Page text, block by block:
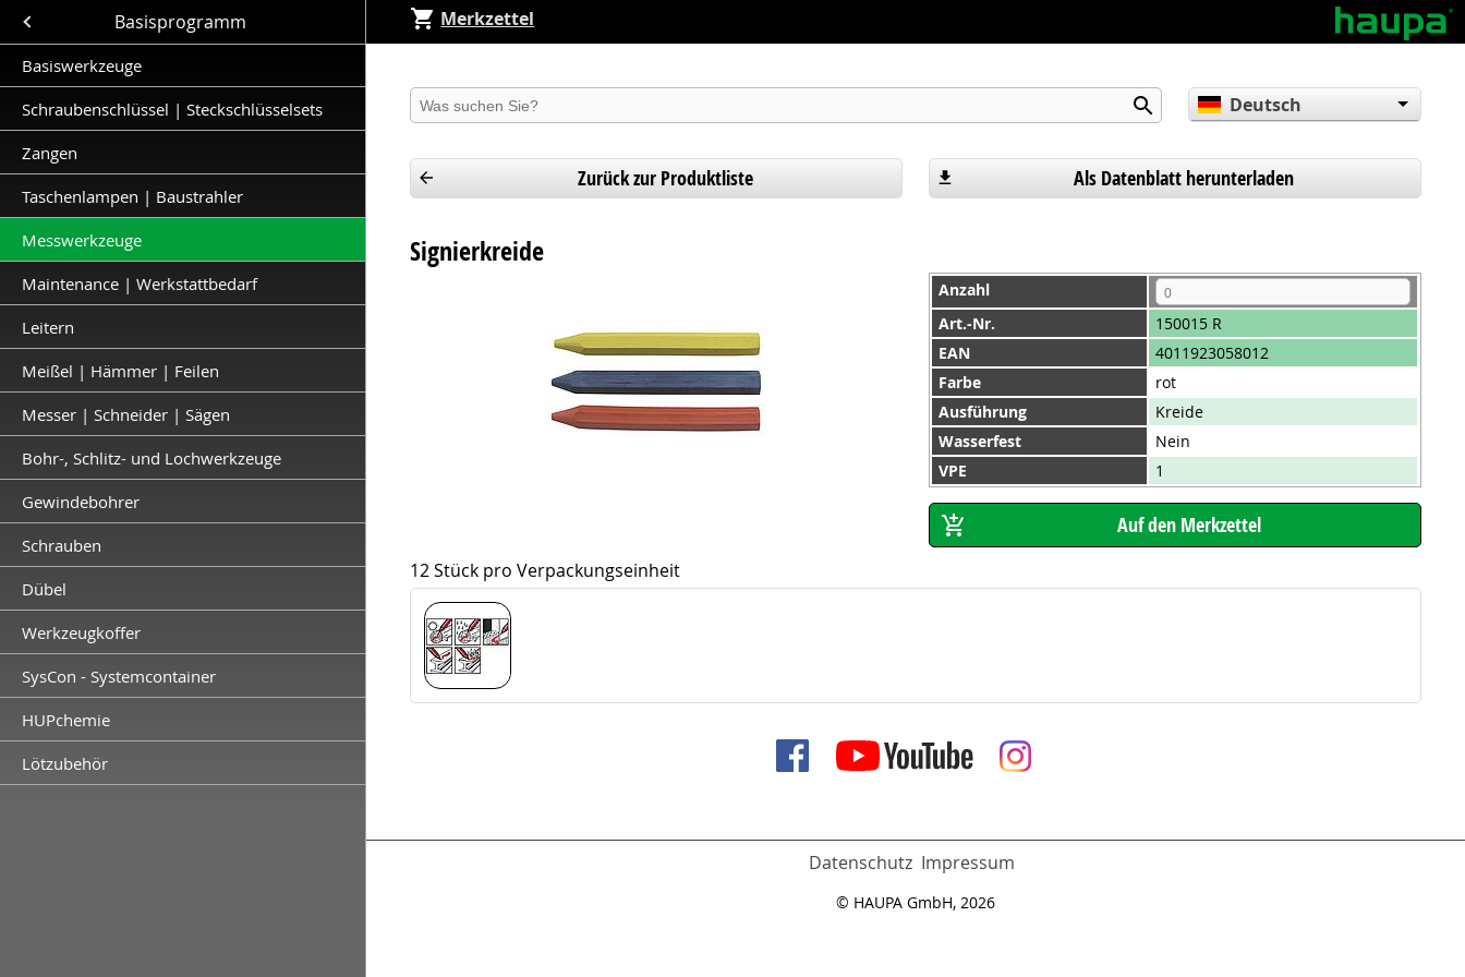
Close submenu (Basisprogramm )
Basisprogramm
Basiswerkzeuge
Schraubenschlüssel | Steckschlüsselsets
Zangen
Taschenlampen | Baustrahler
Messwerkzeuge
Maintenance | Werkstattbedarf
Leitern
Meißel | Hämmer | Feilen
Messer | Schneider | Sägen
Bohr-, Schlitz- und Lochwerkzeuge
Gewindebohrer
Schrauben
Dübel
Werkzeugkoffer
SysCon - Systemcontainer
HUPchemie
Lötzubehör
Merkzettel
Produkt suchen
Deutsch
Español
Zurück zur Produktliste Als Datenblatt herunterladen
Signierkreide
Anzahl
Art.-Nr.
150015 R
EAN
4011923058012
Farbe
rot
Ausführung
Kreide
Wasserfest
Nein
VPE
1
12 Stück pro Verpackungseinheit
Datenschutz Impressum
© HAUPA GmbH, 2026